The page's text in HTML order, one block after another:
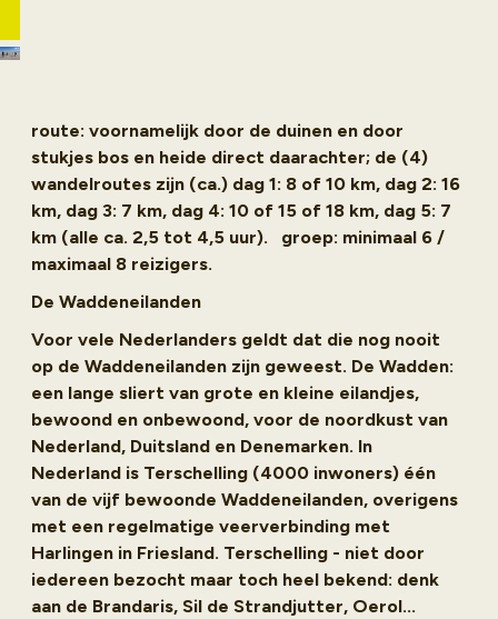
route: voornamelijk door de duinen en door
stukjes bos en heide direct daarachter; de (4)
wandelroutes zijn (ca.) dag 1: 8 of 10 km, dag 2: 16
km, dag 3: 7 km, dag 4: 10 of 15 of 18 km, dag 5: 7
km (alle ca. 2,5 tot 4,5 uur). groep: minimaal 6 /
maximaal 8 reizigers.
De Waddeneilanden
Voor vele Nederlanders geldt dat die nog nooit
op de Waddeneilanden zijn geweest. De Wadden:
een lange sliert van grote en kleine eilandjes,
bewoond en onbewoond, voor de noordkust van
Nederland, Duitsland en Denemarken. In
Nederland is Terschelling (4000 inwoners) één
van de vijf bewoonde Waddeneilanden, overigens
met een regelmatige veerverbinding met
Harlingen in Friesland. Terschelling - niet door
iedereen bezocht maar toch heel bekend: denk
aan de Brandaris, Sil de Strandjutter, Oerol…